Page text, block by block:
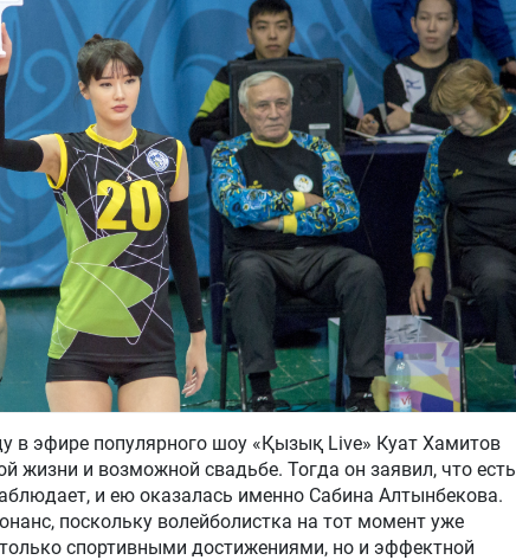
в эфире популярного шоу «Қызық Live» Куат Хамитов
жизни и возможной свадьбе. Тогда он заявил, что есть
и ею оказалась именно Сабина Алтынбекова.
поскольку волейболистка на тот момент уже
спортивными достижениями, но и эффектной